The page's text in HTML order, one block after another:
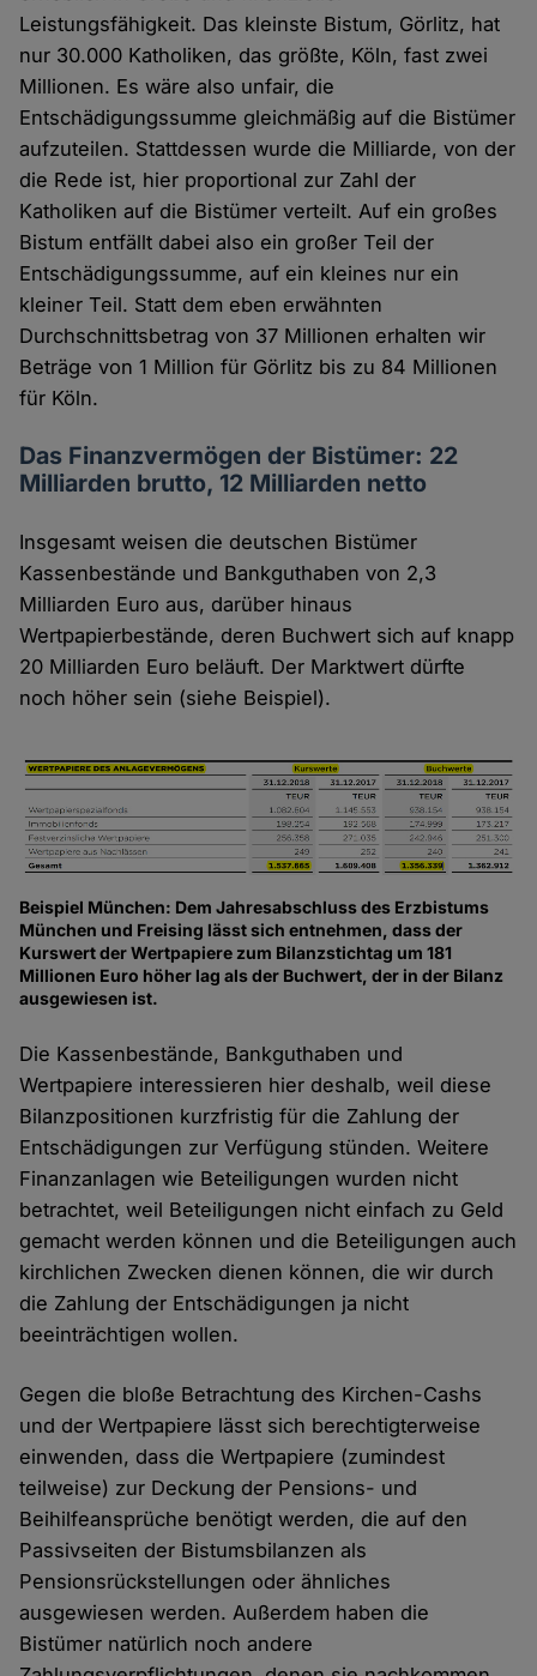
Leistungsfähigkeit. Das kleinste Bistum, Görlitz, hat
nur 30.000 Katholiken, das größte, Köln, fast zwei
Millionen. Es wäre also unfair, die
Entschädigungssumme gleichmäßig auf die Bistümer
aufzuteilen. Stattdessen wurde die Milliarde, von der
die Rede ist, hier proportional zur Zahl der
Katholiken auf die Bistümer verteilt. Auf ein großes
Bistum entfällt dabei also ein großer Teil der
Entschädigungssumme, auf ein kleines nur ein
kleiner Teil. Statt dem eben erwähnten
Durchschnittsbetrag von 37 Millionen erhalten wir
Beträge von 1 Million für Görlitz bis zu 84 Millionen
für Köln.
Das Finanzvermögen der Bistümer: 22
Milliarden brutto, 12 Milliarden netto
Insgesamt weisen die deutschen Bistümer
Kassenbestände und Bankguthaben von 2,3
Milliarden Euro aus, darüber hinaus
Wertpapierbestände, deren Buchwert sich auf knapp
20 Milliarden Euro beläuft. Der Marktwert dürfte
noch höher sein (siehe Beispiel).
Beispiel München: Dem Jahresabschluss des Erzbistums
München und Freising lässt sich entnehmen, dass der
Kurswert der Wertpapiere zum Bilanzstichtag um 181
Millionen Euro höher lag als der Buchwert, der in der Bilanz
ausgewiesen ist.
Die Kassenbestände, Bankguthaben und
Wertpapiere interessieren hier deshalb, weil diese
Bilanzpositionen kurzfristig für die Zahlung der
Entschädigungen zur Verfügung stünden. Weitere
Finanzanlagen wie Beteiligungen wurden nicht
betrachtet, weil Beteiligungen nicht einfach zu Geld
gemacht werden können und die Beteiligungen auch
kirchlichen Zwecken dienen können, die wir durch
die Zahlung der Entschädigungen ja nicht
beeinträchtigen wollen.
Gegen die bloße Betrachtung des Kirchen-Cashs
und der Wertpapiere lässt sich berechtigterweise
einwenden, dass die Wertpapiere (zumindest
teilweise) zur Deckung der Pensions- und
Beihilfeansprüche benötigt werden, die auf den
Passivseiten der Bistumsbilanzen als
Pensionsrückstellungen oder ähnliches
ausgewiesen werden. Außerdem haben die
Bistümer natürlich noch andere